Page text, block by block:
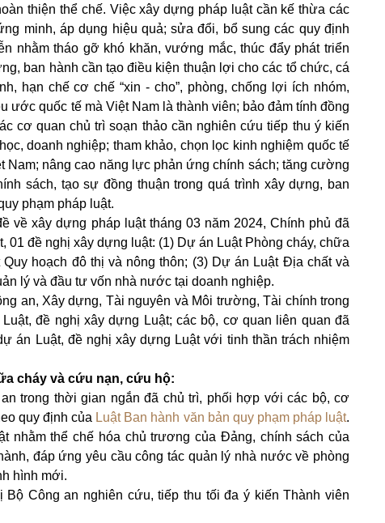
thiện thể chế. Việc xây dựng pháp luật cần kế thừa các
minh, áp dụng hiệu quả; sửa đổi, bổ sung các quy định
nhằm tháo gỡ khó khăn, vướng mắc, thúc đẩy phát triển
ban hành cần tạo điều kiện thuận lợi cho các tổ chức, cá
hạn chế cơ chế “xin - cho”, phòng, chống lợi ích nhóm,
ước quốc tế mà Việt Nam là thành viên; bảo đảm tính đồng
cơ quan chủ trì soạn thảo cần nghiên cứu tiếp thu ý kiến
doanh nghiệp; tham khảo, chọn lọc kinh nghiệm quốc tế
nâng cao năng lực phản ứng chính sách; tăng cường
sách, tạo sự đồng thuận trong quá trình xây dựng, ban
phạm pháp luật.
về xây dựng pháp luật tháng 03 năm 2024, Chính phủ đã
01 đề nghị xây dựng luật: (1) Dự án Luật Phòng cháy, chữa
Quy hoạch đô thị và nông thôn; (3) Dự án Luật Địa chất và
lý và đầu tư vốn nhà nước tại doanh nghiệp.
an, Xây dựng, Tài nguyên và Môi trường, Tài chính trong
đề nghị xây dựng Luật; các bộ, cơ quan liên quan đã
án Luật, đề nghị xây dựng Luật với tinh thần trách nhiệm
cháy và cứu nạn, cứu hộ:
trong thời gian ngắn đã chủ trì, phối hợp với các bộ, cơ
quy định của Luật Ban hành văn bản quy phạm pháp luật.
nhằm thể chế hóa chủ trương của Đảng, chính sách của
đáp ứng yêu cầu công tác quản lý nhà nước về phòng
hình mới.
Công an nghiên cứu, tiếp thu tối đa ý kiến Thành viên